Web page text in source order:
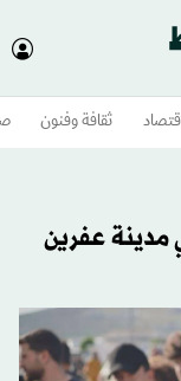
ثقافة وفنون
أهالي مدينة عفرين